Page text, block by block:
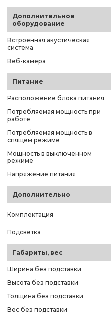
Дополнительное
оборудование
Встроенная акустическая
система
Веб-камера
Питание
Расположение блока питания
Потребляемая мощность при
работе
Потребляемая мощность в
спящем режиме
Мощность в выключенном
режиме
Напряжение питания
Дополнительно
Комплектация
Подсветка
Габариты, вес
Ширина без подставки
Высота без подставки
Толщина без подставки
Вес без подставки